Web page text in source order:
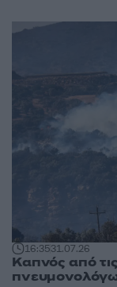
16:3531.07.26
Καπνός από